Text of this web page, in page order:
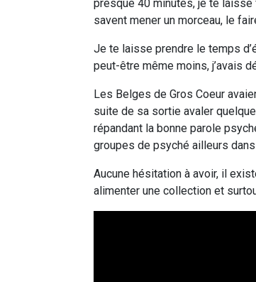
presque 40 minutes, je te
savent mener un morceau, le
Je te laisse prendre le temps
peut-être même moins, j’avais
Les Belges de Gros Coeur
suite de sa sortie avaler
répandant la bonne parole
groupes de psyché ailleurs dans
Aucune hésitation à avoir, il
alimenter une collection et